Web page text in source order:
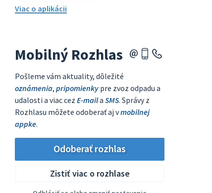
Viac o aplikácii
Mobilný Rozhlas
Pošleme vám aktuality, dôležité
oznámenia, pripomienky pre zvoz odpadu a
udalosti a viac cez E-maila SMS. Správy z
Rozhlasu môžete odoberať aj vmobilnej
appke.
Odoberať rozhlas
Zistiť viac o rozhlase